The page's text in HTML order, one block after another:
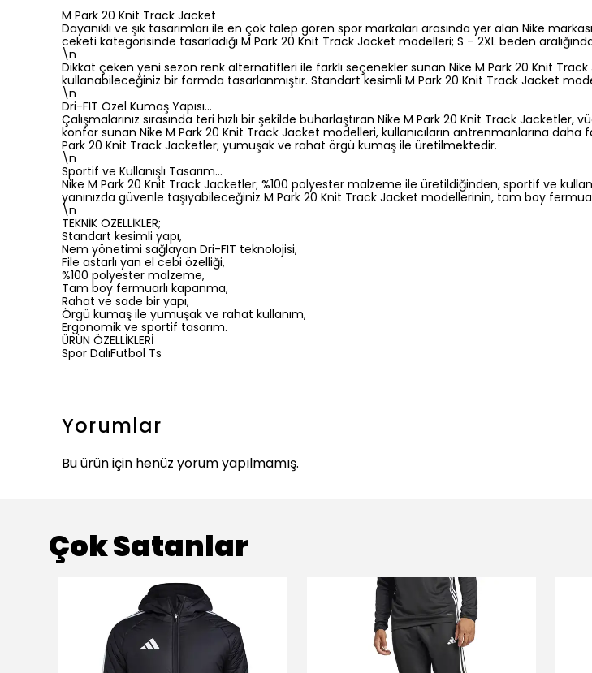
M Park 20 Knit Track Jacket
Dayanıklı ve şık tasarımları ile en çok talep gören spor markaları arasında yer alan Nike
ceketi kategorisinde tasarladığı M Park 20 Knit Track Jacket modelleri; S – 2XL beden
\n
Dikkat çeken yeni sezon renk alternatifleri ile farklı seçenekler sunan Nike M Park 20 Knit
kullanabileceğiniz bir formda tasarlanmıştır. Standart kesimli M Park 20 Knit Track Jacket
\n
Dri-FIT Özel Kumaş Yapısı...
Çalışmalarınız sırasında teri hızlı bir şekilde buharlaştıran Nike M Park 20 Knit Track
konfor sunan Nike M Park 20 Knit Track Jacket modelleri, kullanıcıların antrenmanlarına daha
Park 20 Knit Track Jacketler; yumuşak ve rahat örgü kumaş ile üretilmektedir.
\n
Sportif ve Kullanışlı Tasarım…
Nike M Park 20 Knit Track Jacketler; %100 polyester malzeme ile üretildiğinden, sportif ve
yanınızda güvenle taşıyabileceğiniz M Park 20 Knit Track Jacket modellerinin, tam boy
\n
TEKNİK ÖZELLİKLER;
Standart kesimli yapı,
Nem yönetimi sağlayan Dri-FIT teknolojisi,
File astarlı yan el cebi özelliği,
%100 polyester malzeme,
Tam boy fermuarlı kapanma,
Rahat ve sade bir yapı,
Örgü kumaş ile yumuşak ve rahat kullanım,
Ergonomik ve sportif tasarım.
ÜRÜN ÖZELLİKLERİ
Spor DalıFutbol Ts
Yorumlar
Bu ürün için henüz yorum yapılmamış.
Çok Satanlar